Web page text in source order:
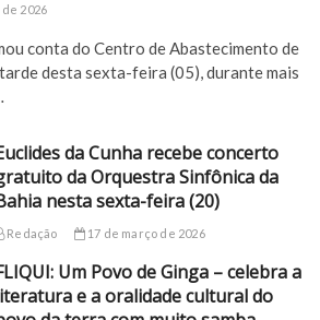
2026
conta do Centro de Abastecimento de
desta sexta-feira (05), durante mais
da Cunha recebe concerto
da Orquestra Sinfônica da
nesta sexta-feira (20)
Redação 17 de março de 2026
Um Povo de Ginga – celebra a
e a oralidade cultural do